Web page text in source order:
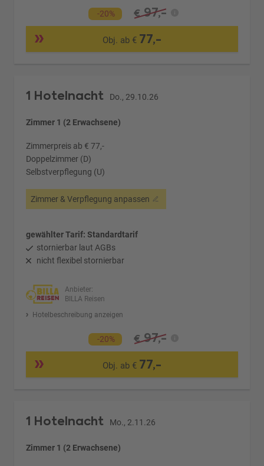
-20% € 97,-
Obj. ab € 77,-
1 Hotelnacht Do., 29.10.26
Zimmer 1 (2 Erwachsene)
Zimmerpreis ab € 77,-
Doppelzimmer (D)
Selbstverpflegung (U)
Zimmer & Verpflegung anpassen
gewählter Tarif: Standardtarif
stornierbar laut AGBs
nicht flexibel stornierbar
Anbieter:
BILLA Reisen
Hotelbeschreibung anzeigen
-20% € 97,-
Obj. ab € 77,-
1 Hotelnacht Mo., 2.11.26
Zimmer 1 (2 Erwachsene)